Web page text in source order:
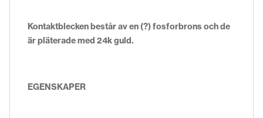
Kontaktblecken består av en (?) fosforbrons och de
är pläterade med 24k guld.
EGENSKAPER